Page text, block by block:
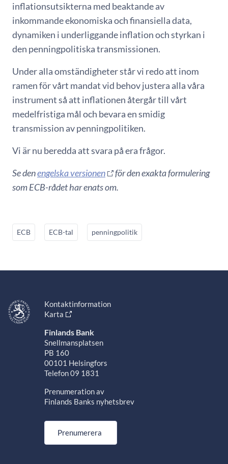
inflationsutsikterna med beaktande av
inkommande ekonomiska och finansiella data,
dynamiken i underliggande inflation och styrkan i
den penningpolitiska transmissionen.
Under alla omständigheter står vi redo att inom
ramen för vårt mandat vid behov justera alla våra
instrument så att inflationen återgår till vårt
medelfristiga mål och bevara en smidig
transmission av penningpolitiken.
Vi är nu beredda att svara på era frågor.
Se denengelska versionen
för den exakta formulering
som ECB-rådet har enats om.
ECB ECB-tal penningpolitik
Kontaktinformation
Karta
Finlands Bank
Snellmansplatsen
PB 160
00101 Helsingfors
Telefon 09 1831
Prenumeration av
Finlands Banks nyhetsbrev
Prenumerera